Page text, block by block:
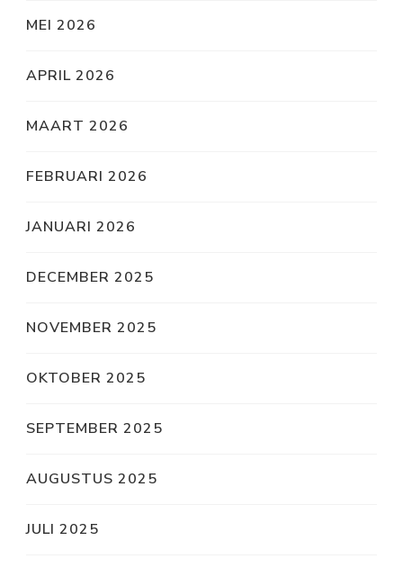
MEI 2026
APRIL 2026
MAART 2026
FEBRUARI 2026
JANUARI 2026
DECEMBER 2025
NOVEMBER 2025
OKTOBER 2025
SEPTEMBER 2025
AUGUSTUS 2025
JULI 2025